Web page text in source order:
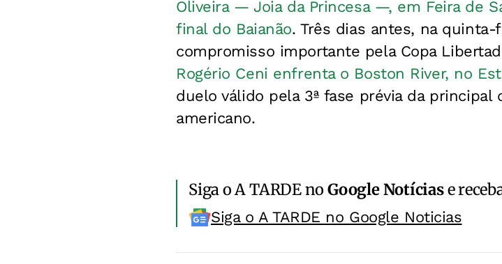
Oliveira — Joia da Princesa —, em Feira de
final do Baianão. Três dias antes, na
compromisso importante pela Copa
Rogério Ceni enfrenta o Boston River, no
duelo válido pela 3ª fase prévia da
americano.
Siga o A TARDE noGoogle Notíciase
Siga o A TARDE no Google Noticias